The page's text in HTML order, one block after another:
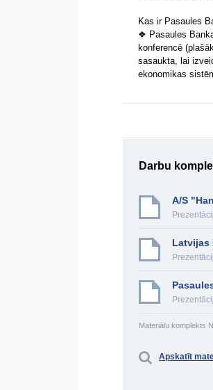
Kas ir Pasaules
❖ Pasaules
konferencē
sasaukta, lai
ekonomikas
Darbu
A/S
Latvijas
Materiālu komplekts
Apskatīt